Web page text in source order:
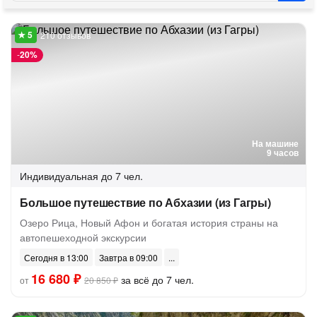
На машине
9 часов
-20%
210 отзывов
Индивидуальная до 7 чел.
Большое путешествие по Абхазии (из Гагры)
Озеро Рица, Новый Афон и богатая история страны на
автопешеходной экскурсии
Сегодня в 13:00
Завтра в 09:00
от 16 680 ₽ 20 850 ₽ за всё до 7 чел.